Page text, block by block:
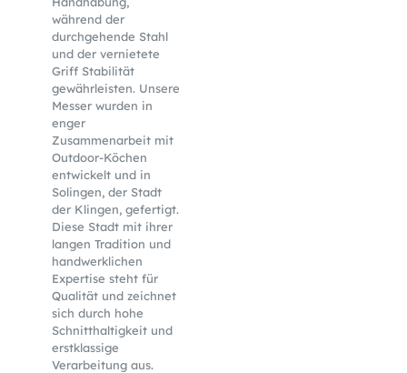
während der
durchgehende Stahl
und der vernietete
Griff Stabilität
gewährleisten. Unsere
Messer wurden in
enger
Zusammenarbeit mit
Outdoor-Köchen
entwickelt und in
Solingen, der Stadt
der Klingen, gefertigt.
Diese Stadt mit ihrer
langen Tradition und
handwerklichen
Expertise steht für
Qualität und zeichnet
sich durch hohe
Schnitthaltigkeit und
erstklassige
Verarbeitung aus.